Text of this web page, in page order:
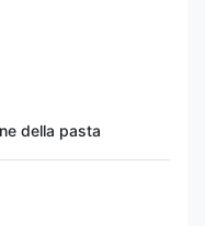
della pasta